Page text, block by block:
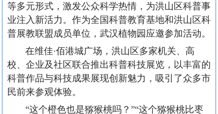
等多元形式，激发公众科学热情，为洪山区科普事
业注入新活力。作为全国科普教育基地和洪山区科
普展教联盟成员单位，武汉植物园应邀参加活动。
在维佳·佰港城广场，洪山区多家机关、高
校、企业及社区联合推出科普科技展览，以丰富的
科普作品与科技成果展现创新魅力，吸引了众多市
民前来参观体验。
“这个橙色也是猕猴桃吗？”“这个猕猴桃比枣